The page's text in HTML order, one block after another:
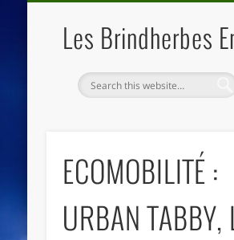
Les Brindherbes
ECOMOBILITÉ :
URBAN TABBY,